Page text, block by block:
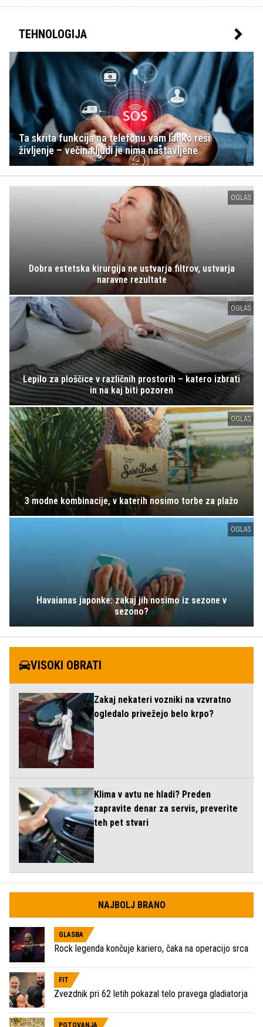
TEHNOLOGIJA
Ta skrita funkcija na telefonu vam lahko reši
življenje – večina ljudi je nima nastavljene
OGLAS
Dobra estetska kirurgija ne ustvarja filtrov, ustvarja
naravne rezultate
OGLAS
Lepilo za ploščice v različnih prostorih – katero izbrati
in na kaj biti pozoren
OGLAS
3 modne kombinacije, v katerih nosimo torbe za plažo
OGLAS
Havaianas japonke: zakaj jih nosimo iz sezone v
sezono?
VISOKI OBRATI
Zakaj nekateri vozniki na vzvratno
ogledalo privežejo belo krpo?
Klima v avtu ne hladi? Preden
zapravite denar za servis, preverite
teh pet stvari
NAJBOLJ BRANO
GLASBA
Rock legenda končuje kariero, čaka na operacijo srca
FIT
Zvezdnik pri 62 letih pokazal telo pravega gladiatorja
POTOVANJA